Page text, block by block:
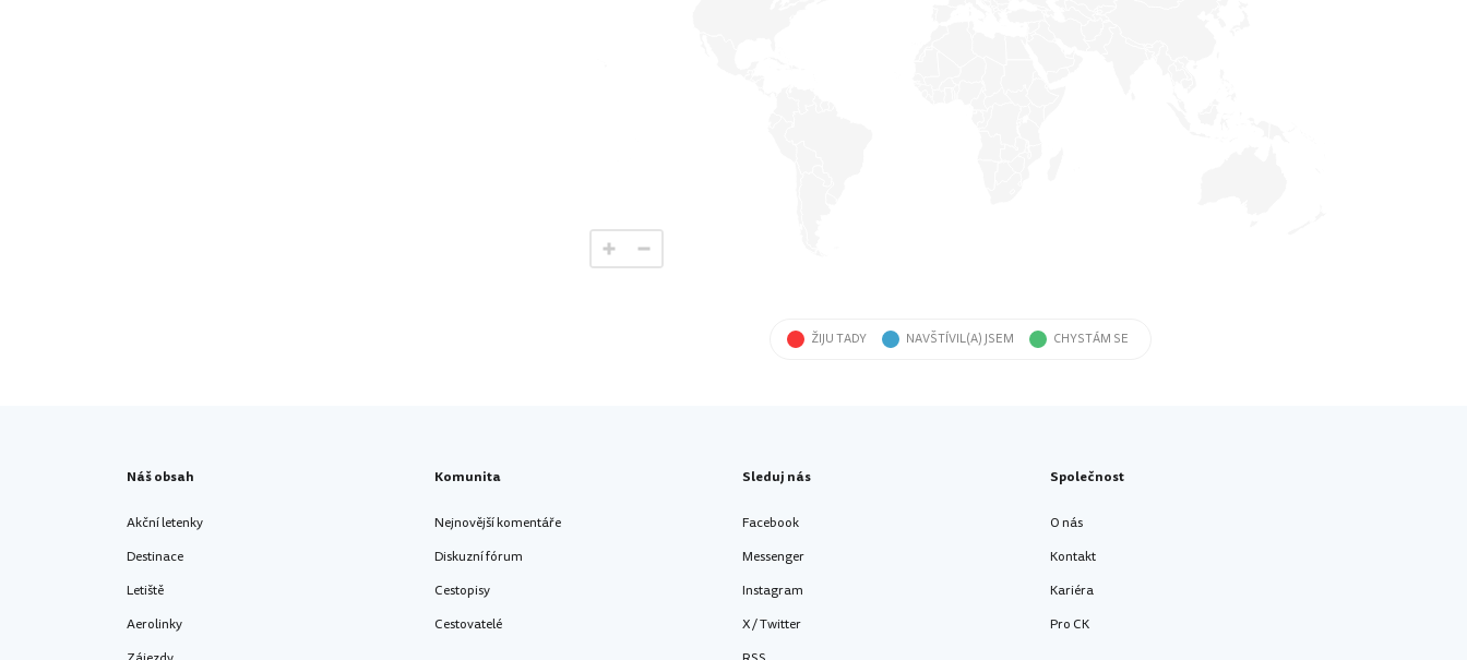
ŽIJU TADY NAVŠTÍVIL(A) JSEM CHYSTÁM SE
Náš obsah
Akční letenky
Destinace
Letiště
Aerolinky
Komunita
Nejnovější komentáře
Diskuzní fórum
Cestopisy
Cestovatelé
Sleduj nás
Facebook
Messenger
Instagram
X / Twitter
Společnost
O nás
Kontakt
Kariéra
Pro CK